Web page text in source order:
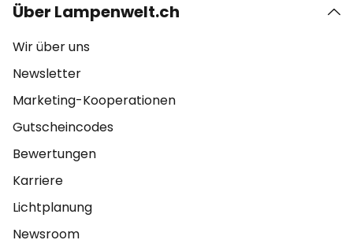
Über Lampenwelt.ch
Wir über uns
Newsletter
Marketing-Kooperationen
Gutscheincodes
Bewertungen
Karriere
Lichtplanung
Newsroom